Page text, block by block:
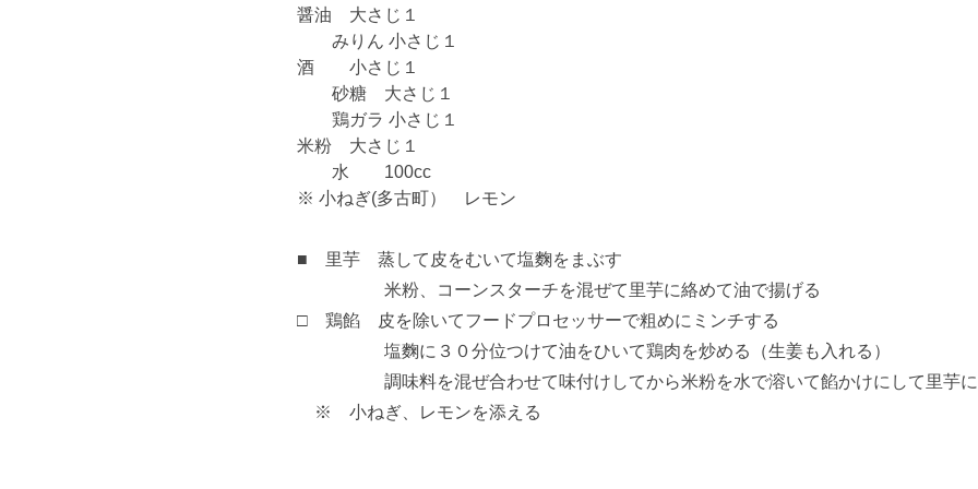
醤油 大さじ１
みりん 小さじ１
酒 小さじ１
砂糖 大さじ１
鶏ガラ 小さじ１
米粉 大さじ１
水 100cc
※ 小ねぎ(多古町） レモン
■ 里芋 蒸して皮をむいて塩麴をまぶす
米粉、コーンスターチを混ぜて里芋に絡めて油で揚げる
□ 鶏餡 皮を除いてフードプロセッサーで粗めにミンチする
塩麴に３０分位つけて油をひいて鶏肉を炒める（生姜も入れる）
調味料を混ぜ合わせて味付けしてから米粉を水で溶いて餡かけにして里芋に
※ 小ねぎ、レモンを添える